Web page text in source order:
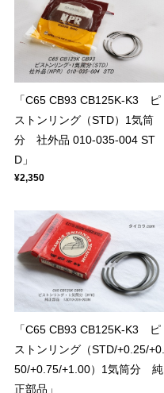
「C65 CB93 CB125K-K3 ピ
ストンリング（STD）1気筒
分 社外品 010-035-004 ST
D」
¥2,350
「C65 CB93 CB125K-K3 ピ
ストンリング（STD/+0.25/+0.
50/+0.75/+1.00）1気筒分 純
正部品」